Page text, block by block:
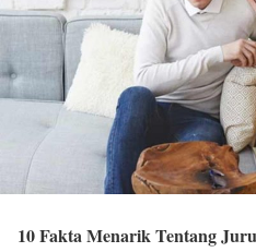
10 Fakta Menarik Tentang